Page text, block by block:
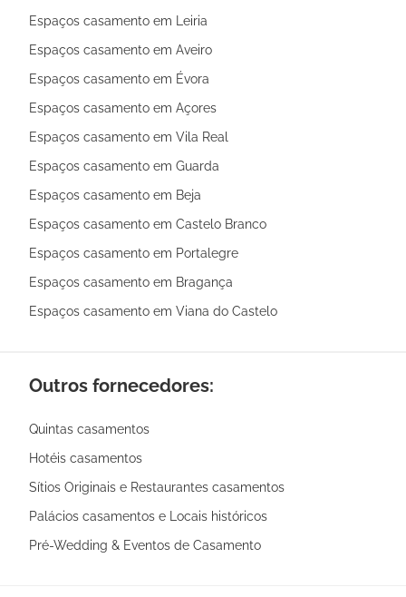
Espaços casamento em Leiria
Espaços casamento em Aveiro
Espaços casamento em Évora
Espaços casamento em Açores
Espaços casamento em Vila Real
Espaços casamento em Guarda
Espaços casamento em Beja
Espaços casamento em Castelo Branco
Espaços casamento em Portalegre
Espaços casamento em Bragança
Espaços casamento em Viana do Castelo
Outros fornecedores:
Quintas casamentos
Hotéis casamentos
Sítios Originais e Restaurantes casamentos
Palácios casamentos e Locais históricos
Pré-Wedding & Eventos de Casamento